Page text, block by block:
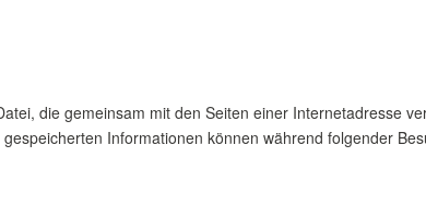
die gemeinsam mit den Seiten einer Internetadresse
Informationen können während folgender